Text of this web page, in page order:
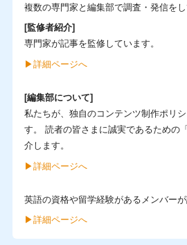
複数の専門家と編集部で調査・発信をし
[監修者紹介]
専門家が記事を監修しています。
▶︎詳細ページへ
[編集部について]
私たちが、独自のコンテンツ制作ポリ
す。 読者の皆さまに誠実であるための
介します。
▶︎詳細ページへ
英語の資格や留学経験があるメンバーが
▶︎詳細ページへ